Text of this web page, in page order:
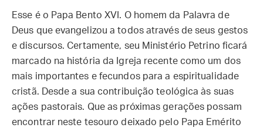
Esse é o Papa Bento XVI. O homem da Palavra de
Deus que evangelizou a todos através de seus gestos
e discursos. Certamente, seu Ministério Petrino ficará
marcado na história da Igreja recente como um dos
mais importantes e fecundos para a espiritualidade
cristã. Desde a sua contribuição teológica às suas
ações pastorais. Que as próximas gerações possam
encontrar neste tesouro deixado pelo Papa Emérito